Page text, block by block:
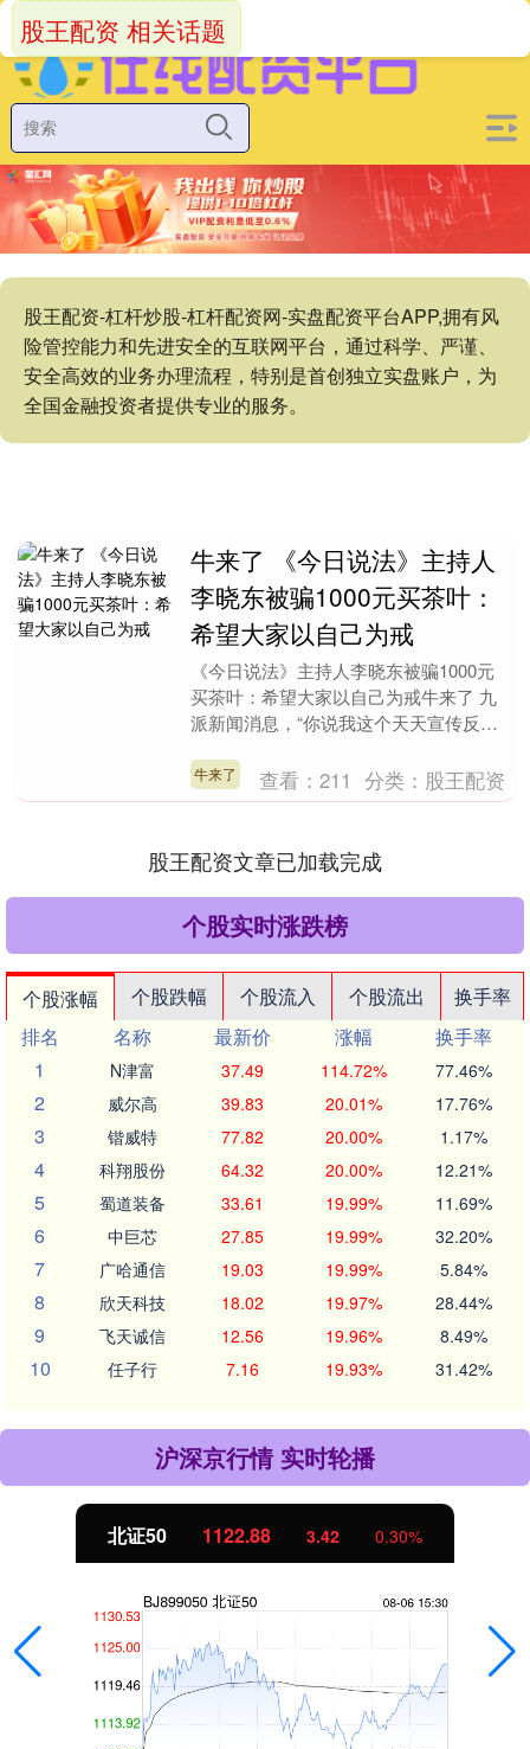
股王配资-杠杆炒股-杠杆配资网-实盘配资平台APP,拥有风
险管控能力和先进安全的互联网平台，通过科学、严谨、
安全高效的业务办理流程，特别是首创独立实盘账户，为
全国金融投资者提供专业的服务。
股王配资 相关话题
牛来了 《今日说法》主持人
李晓东被骗1000元买茶叶：
希望大家以自己为戒
《今日说法》主持人李晓东被骗1000元
买茶叶：希望大家以自己为戒牛来了 九
派新闻消息，“你说我这个天天宣传反电
骗啊。”11月....
牛来了 查看：211 分类： 股王配资
股王配资文章已加载完成
个股实时涨跌榜
个股涨幅 个股跌幅 个股流入 个股流出
换手率
排名
名称 最新价 涨幅
换手率
1
N津富 37.49 114.72% 77.46%
2 威尔高 39.83 20.01% 17.76%
3 锴威特 77.82 20.00% 1.17%
4 科翔股份 64.32 20.00% 12.21%
5 蜀道装备 33.61 19.99% 11.69%
6 中巨芯 27.85 19.99% 32.20%
7 广哈通信 19.03 19.99% 5.84%
8 欣天科技 18.02 19.97% 28.44%
9 飞天诚信 12.56 19.96% 8.49%
10 任子行 7.16 19.93% 31.42%
沪深京行情 实时轮播
北证50 1122.88 3.42 0.30%